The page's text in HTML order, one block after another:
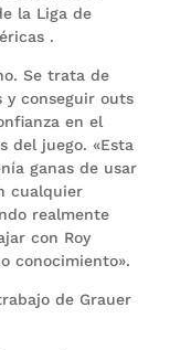
la Liga de
.
Se trata de
y conseguir outs
en el
del juego. «Esta
ganas de usar
cualquier
realmente
con Roy
conocimiento».
de Grauer